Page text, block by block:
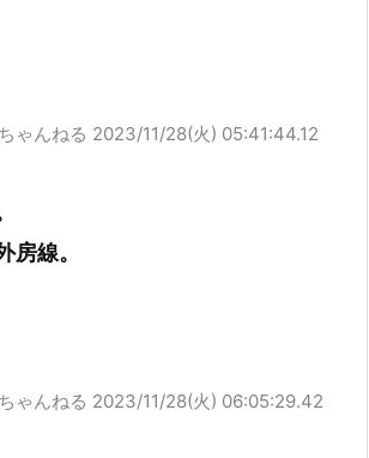
ゃんねる 2023/11/28(火) 05:41:44.12
房線。
ゃんねる 2023/11/28(火) 06:05:29.42